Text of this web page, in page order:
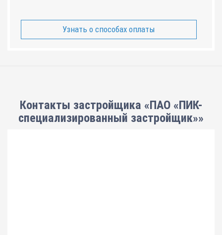
Узнать о способах оплаты
Контакты застройщика «ПАО «ПИК-
специализированный застройщик»»